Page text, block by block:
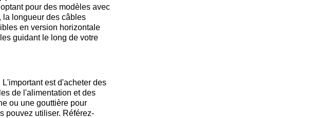
pour des modèles avec
la longueur des câbles
en version horizontale
guidant le long de votre
est d'acheter des
de l'alimentation et des
ou une gouttière pour
pouvez utiliser. Référez-